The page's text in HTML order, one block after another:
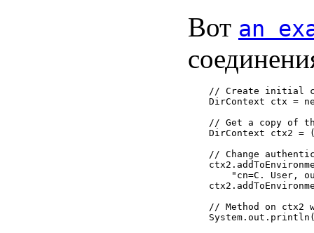
Вот an
// Create initial
DirContext ctx =
// Get a copy of
DirContext ctx2 =
// Change
"cn=C. User,
// Method on ctx2